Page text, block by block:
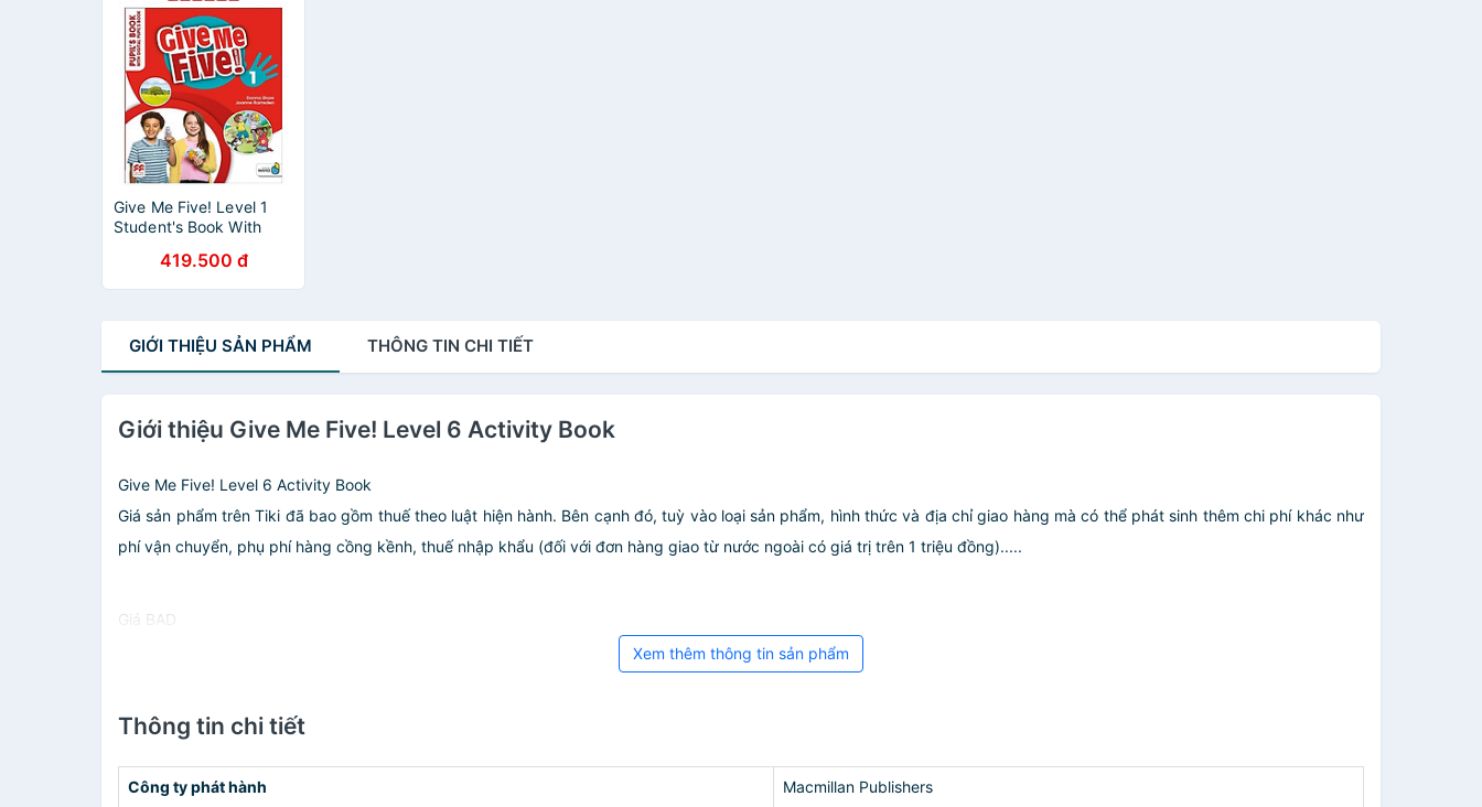
Give Me Five! Level 1
Student's Book With
419.500 đ
GIỚI THIỆU SẢN PHẨM THÔNG TIN CHI TIẾT
Giới thiệu Give Me Five! Level 6 Activity Book
Give Me Five! Level 6 Activity Book
Giá sản phẩm trên Tiki đã bao gồm thuế theo luật hiện hành. Bên cạnh đó, tuỳ vào loại sản phẩm, hình thức và địa chỉ giao hàng mà có thể phát sinh thêm chi phí khác như
phí vận chuyển, phụ phí hàng cồng kềnh, thuế nhập khẩu (đối với đơn hàng giao từ nước ngoài có giá trị trên 1 triệu đồng).....
Giá BAD
Xem thêm thông tin sản phẩm
Thông tin chi tiết
Công ty phát hành Macmillan Publishers